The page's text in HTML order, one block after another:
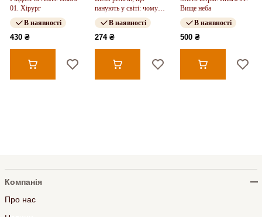
01. Хірург
В наявності
430 ₴
панують у світі: чому
їхні відмінності мають
значенняВ наявності
274 ₴
Вище неба
В наявності
500 ₴
Компанія
Про нас